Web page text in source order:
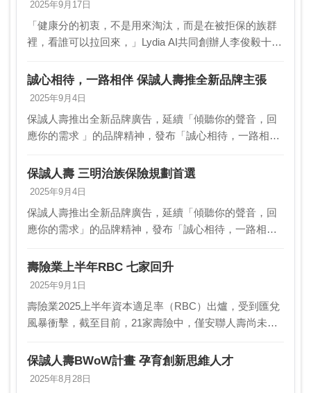
2025年9月17日
「健康分的初衷，不是用來淘汰，而是在被拒保的族群
裡，看誰可以拉回來，」Lydia AI共同創辦人李俊毅十年
眾授權，還可介接健保資料，針對個人重大疾病…
誠心相待，一路相伴 保誠人壽推全新品牌主張
2025年9月4日
保誠人壽推出全新品牌廣告，延續「傾聽你的聲音，回
應你的需求 」的品牌精神，發布「誠心相待，一路相
繹三明治族經歷人生階段的轉變，在面對 來自子女、家
庭…
保誠人壽 三明治族保險規劃首選
2025年9月4日
保誠人壽推出全新品牌廣告，延續「傾聽你的聲音，回
應你的需求」的品牌精神，發布「誠心相待，一路相
繹三明治族經歷人生階段的轉變，在面對來自子女、家
庭與自我…
壽險業上半年RBC 七家回升
2025年9月1日
壽險業2025上半年資本適足率（RBC）出爐，受到匯兌
風暴衝擊，截至目前，21家壽險中，僅安聯人壽尚未公
壽再度未達標，需進行9月底的補考。而在淨…
保誠人壽BWoW計畫 孕育創新思維人才
2025年8月28日